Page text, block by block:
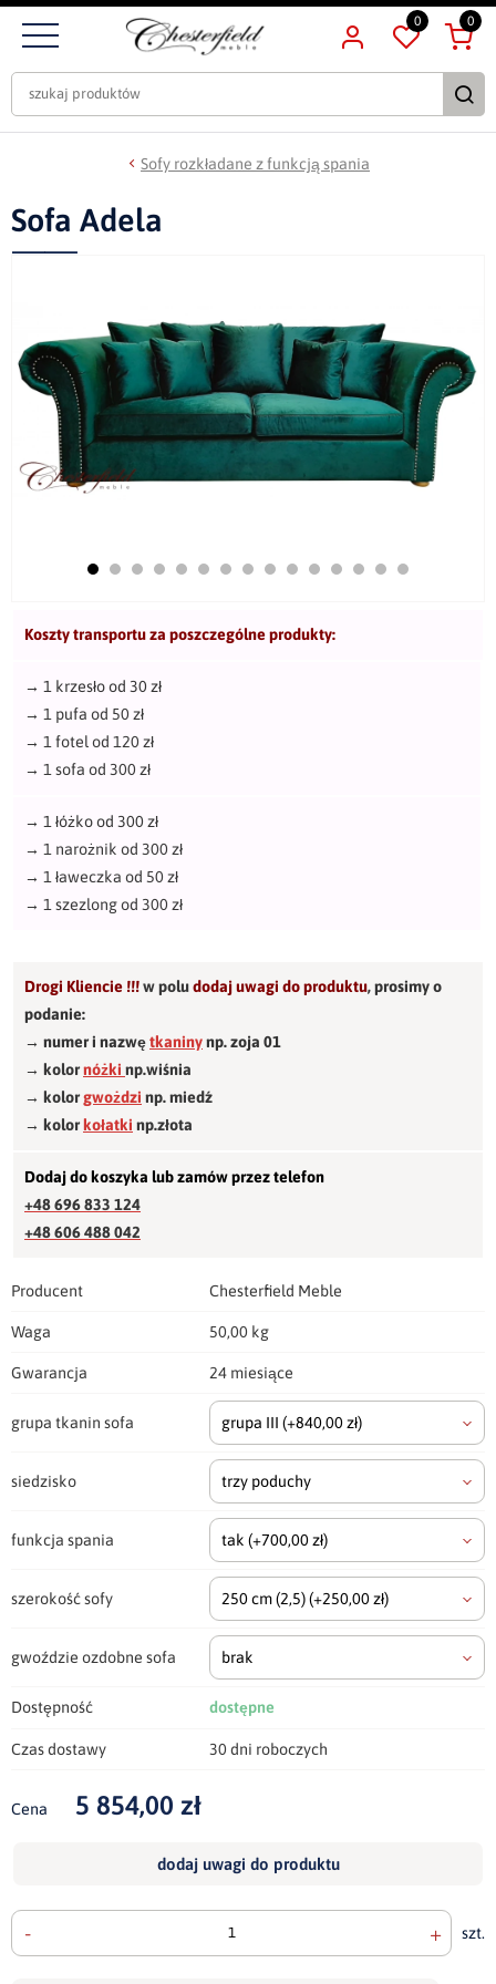
0 0
Sofy rozkładane z funkcją spania
Sofa Adela
Koszty transportu za poszczególne produkty:
→ 1 krzesło od 30 zł
→ 1 pufa od 50 zł
→ 1 fotel od 120 zł
→ 1 sofa od 300 zł
→ 1 łóżko od 300 zł
→ 1 narożnik od 300 zł
→ 1 ławeczka od 50 zł
→ 1 szezlong od 300 zł
Drogi Kliencie !!!w poludodaj uwagi do produktu,prosimy o
podanie:
→ numer i nazwętkaninynp. zoja 01
→ kolornóżki np.wiśnia
→ kolorgwożdzi np. miedź
→ kolorkołatki np.złota
Dodaj do koszyka lub zamów przez telefon
+48 696 833 124
+48 606 488 042
Producent Chesterfield Meble
Waga 50,00 kg
Gwarancja 24 miesiące
grupa tkanin sofa grupa III (+840,00 zł)
siedzisko trzy poduchy
funkcja spania tak (+700,00 zł)
szerokość sofy 250 cm(2,5)(+250,00 zł)
gwoździe ozdobne sofa brak
Dostępność dostępne
Czas dostawy 30 dni roboczych
Cena 5 854,00 zł
dodaj uwagi do produktu
- + szt.